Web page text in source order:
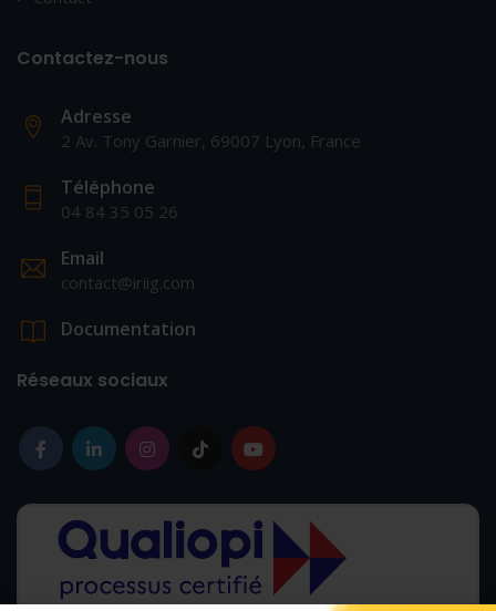
Contactez-nous
Adresse
2 Av. Tony Garnier, 69007 Lyon, France
Téléphone
04 84 35 05 26
Email
contact@iriig.com
Documentation
Réseaux sociaux